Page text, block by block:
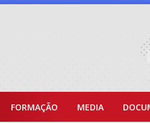
FORMAÇÃO MEDIA